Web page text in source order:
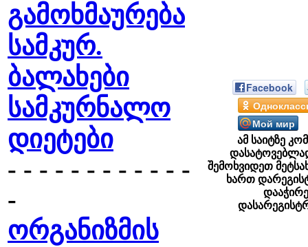
გამოხმაურება
სამკურ.
ბალახები
სამკურნალო
დიეტები
- - - - - - - - - - - -
-
ორგანიზმის
Facebook
Мой мир
ამ საიტზე
შემოხვიდეთ
ხართ